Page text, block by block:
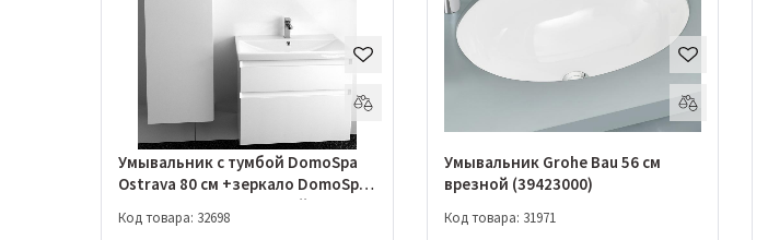
Умывальник с тумбой DomoSpa
Ostrava 80 см +зеркало DomoSpa
Morava с LED подсветкой 60x80
см
Код товара: 32698
Умывальник Grohe Bau 56 см
врезной (39423000)
Код товара: 31971